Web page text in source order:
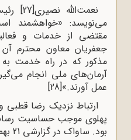
نعمت‌الله نصیری[27]
می‌نویسد: «خواهشمند
مقتضی از خدمات و
جعفریان معاون محترم
مذکور که در راه خدمت به
آرمان‌های ملی انجام
عمل آورند.»[28]
ارتباط نزدیک رضا قطبی
پهلوی موجب حساسیت
بود. ساواک در گزارشی 21 بهمن 1351 نوشت: